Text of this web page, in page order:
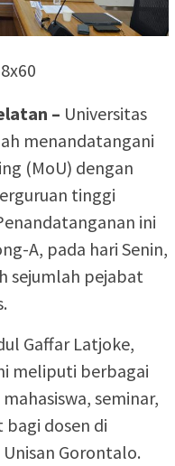
– Universitas
menandatangani
(MoU) dengan
tinggi
ini
A, pada hari Senin,
sejumlah pejabat
Gaffar Latjoke,
meliputi berbagai
seminar,
dosen di
Gorontalo.